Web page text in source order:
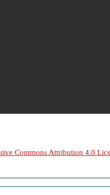
Commons Attribution 4.0